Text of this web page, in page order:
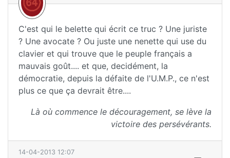
C'est qui le belette qui écrit ce truc ? Une juriste
? Une avocate ? Ou juste une nenette qui use du
clavier et qui trouve que le peuple français a
mauvais goût.... et que, decidément, la
démocratie, depuis la défaite de l'U.M.P., ce n'est
plus ce que ça devrait être....
Là où commence le découragement, se lève la
victoire des persévérants.
14-04-2013 12:07